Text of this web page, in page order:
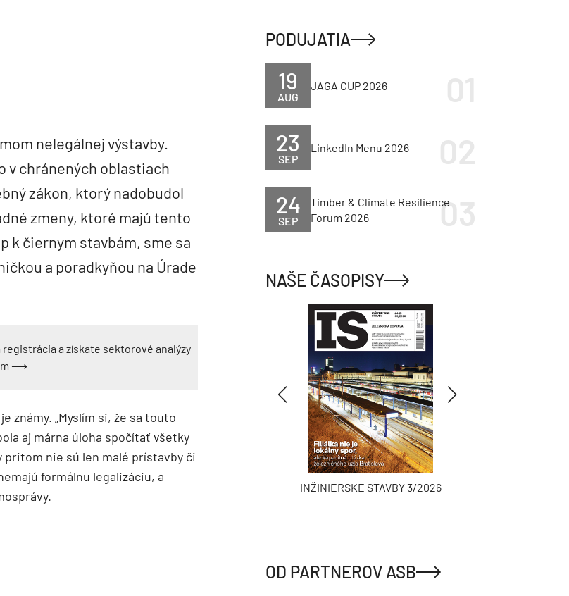
nelegálnej výstavby.
v chránených oblastiach
zákon, ktorý nadobudol
zmeny, ktoré majú tento
k čiernym stavbám, sme sa
a poradkyňou na Úrade
a získate sektorové analýzy
⟶
známy. „Myslím si, že sa touto
aj márna úloha spočítať všetky
pritom nie sú len malé prístavby či
formálnu legalizáciu, a
PODUJATIA
AUG
19 JAGA CUP 2026
SEP
23 LinkedIn Menu 2026
SEP
24
Timber & Climate Resilience
Forum 2026
NAŠE ČASOPISY
TZB HAUSTECHNIK 3/2026 INŽINIERSKE STAVBY 3/2026
OD PARTNEROV ASB